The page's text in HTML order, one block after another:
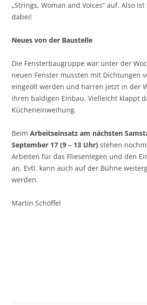
„Strings, Woman and Voices“ auf. Also
dabei!
Neues von der Baustelle
Die Fensterbaugruppe war unter der
neuen Fenster mussten mit Dichtungen
eingeölt werden und harren jetzt in der
ihren baldigen Einbau. Vielleicht klappt
Kücheneinweihung.
Beim Arbeitseinsatz am nächsten
September 17 (9 – 13 Uhr) stehen
Arbeiten für das Fliesenlegen und den
an. Evtl. kann auch auf der Bühne
werden.
Martin Schöffel